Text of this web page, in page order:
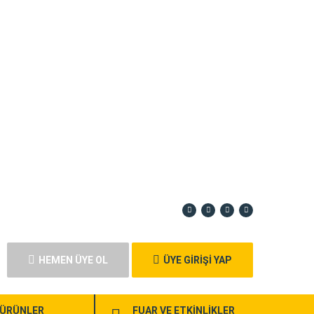
HEMEN ÜYE OL ÜYE GİRİŞİ YAP
ÜRÜNLER FUAR VE ETKİNLİKLER